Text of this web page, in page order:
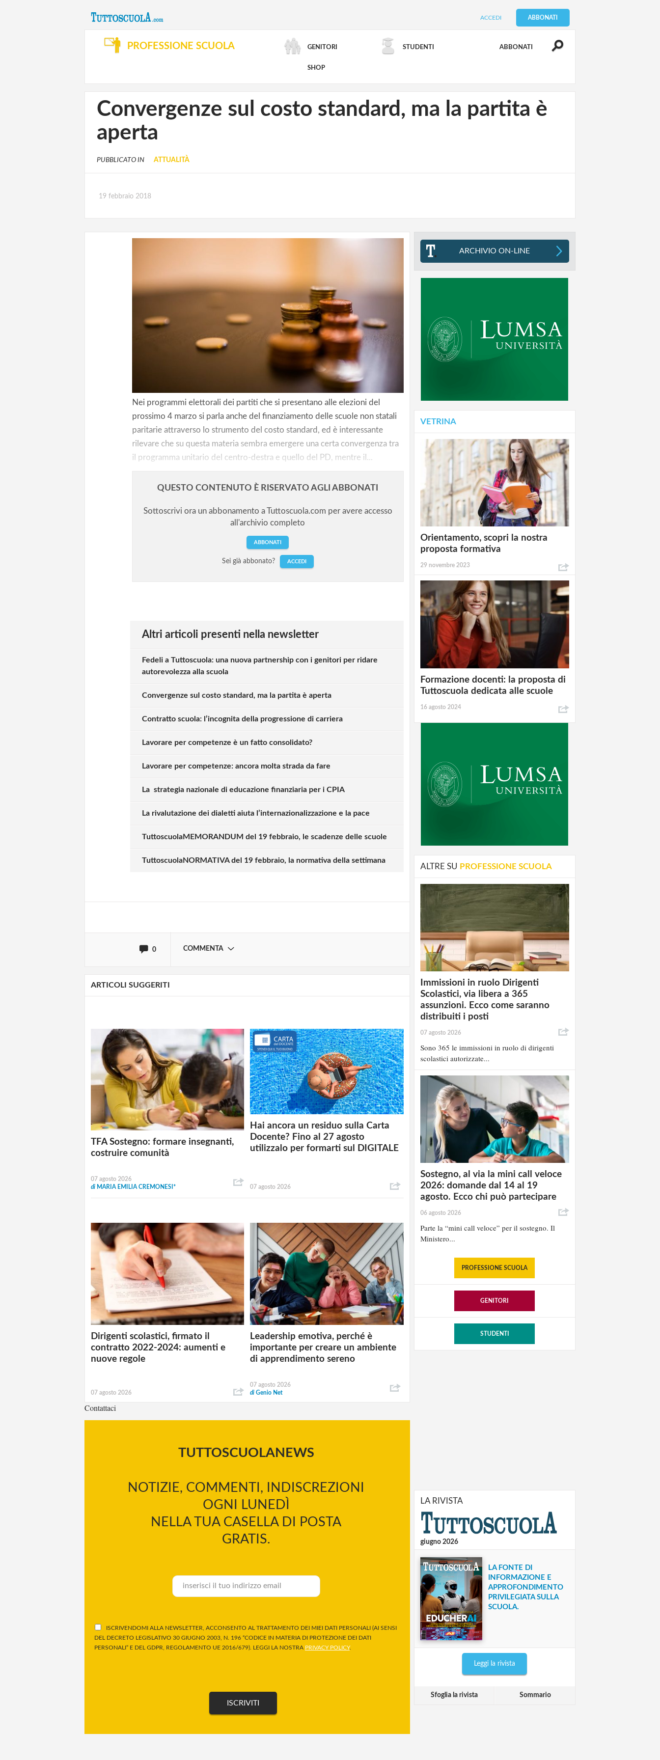
ACCEDI ABBONATI
PROFESSIONE SCUOLA GENITORI STUDENTI ABBONATI
SHOP
RICERCA AVANZATA
Convergenze sul costo standard, ma la partita è
aperta
PUBBLICATO IN ATTUALITÀ
19 febbraio 2018
Nei programmi elettorali dei partiti che si presentano alle elezioni del
prossimo 4 marzo si parla anche del finanziamento delle scuole non statali
paritarie attraverso lo strumento del costo standard, ed è interessante
rilevare che su questa materia sembra emergere una certa convergenza tra
il programma unitario del centro-destra e quello del PD, mentre il...
QUESTO CONTENUTO È RISERVATO AGLI ABBONATI
Sottoscrivi ora un abbonamento a Tuttoscuola.com per avere accesso
all'archivio completo
ABBONATI
Sei già abbonato? ACCEDI
Altri articoli presenti nella newsletter
Fedeli a Tuttoscuola: una nuova partnership con i genitori per ridare
autorevolezza alla scuola
Convergenze sul costo standard, ma la partita è aperta
Contratto scuola: l’incognita della progressione di carriera
Lavorare per competenze è un fatto consolidato?
Lavorare per competenze: ancora molta strada da fare
La strategia nazionale di educazione finanziaria per i CPIA
La rivalutazione dei dialetti aiuta l’internazionalizzazione e la pace
TuttoscuolaMEMORANDUM del 19 febbraio, le scadenze delle scuole
TuttoscuolaNORMATIVA del 19 febbraio, la normativa della settimana
0 COMMENTA
Solo gli utenti registrati possono commentare!
ARTICOLI SUGGERITI
TFA Sostegno: formare insegnanti,
costruire comunità
07 agosto 2026
di MARIA EMILIA CREMONESI*
Hai ancora un residuo sulla Carta
Docente? Fino al 27 agosto
utilizzalo per formarti sul DIGITALE
07 agosto 2026
Dirigenti scolastici, firmato il
contratto 2022-2024: aumenti e
nuove regole
07 agosto 2026
Leadership emotiva, perché è
importante per creare un ambiente
di apprendimento sereno
07 agosto 2026
diGenio Net
Contattaci
TUTTOSCUOLANEWS
NOTIZIE, COMMENTI, INDISCREZIONI
OGNI LUNEDÌ
NELLA TUA CASELLA DI POSTA
GRATIS.
ISCRIVENDOMI ALLA NEWSLETTER, ACCONSENTO AL TRATTAMENTO DEI MIEI DATI PERSONALI (AI SENSI
DEL DECRETO LEGISLATIVO 30 GIUGNO 2003, N. 196 “CODICE IN MATERIA DI PROTEZIONE DEI DATI
PERSONALI” E DEL GDPR, REGOLAMENTO UE 2016/679). LEGGI LA NOSTRA PRIVACY POLICY.
ARCHIVIO ON-LINE
VETRINA
Orientamento, scopri la nostra
proposta formativa
29 novembre 2023
Formazione docenti: la proposta di
Tuttoscuola dedicata alle scuole
16 agosto 2024
ALTRE SU PROFESSIONE SCUOLA
Immissioni in ruolo Dirigenti
Scolastici, via libera a 365
assunzioni. Ecco come saranno
distribuiti i posti
07 agosto 2026
Sono 365 le immissioni in ruolo di dirigenti
scolastici autorizzate...
Sostegno, al via la mini call veloce
2026: domande dal 14 al 19
agosto. Ecco chi può partecipare
06 agosto 2026
Parte la “mini call veloce” per il sostegno. Il
Ministero...
PROFESSIONE SCUOLA
GENITORI
STUDENTI
LA RIVISTA
giugno 2026
LA FONTE DI
INFORMAZIONE E
APPROFONDIMENTO
PRIVILEGIATA SULLA
SCUOLA.
Leggi la rivista
Sfoglia la rivista Sommario